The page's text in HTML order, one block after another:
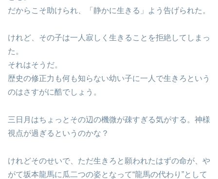
だからこそ助けられ、「静かに生きる」よう告げられた。
けれど、その子は一人寂しく生きることを拒絶してしまっ
た。
それはそうだ。
歴史の修正力も何も知らない幼い子に一人で生きろという
のはさすがに酷でしょう。
三日月はちょっとその辺の機微が疎すぎる気がする。神様
視点が過ぎるというのかな？
けれどそのせいで、ただ生きろと願われたはずの命が、や
がて坂本龍馬に瓜二つの姿となって“龍馬の代わり”として